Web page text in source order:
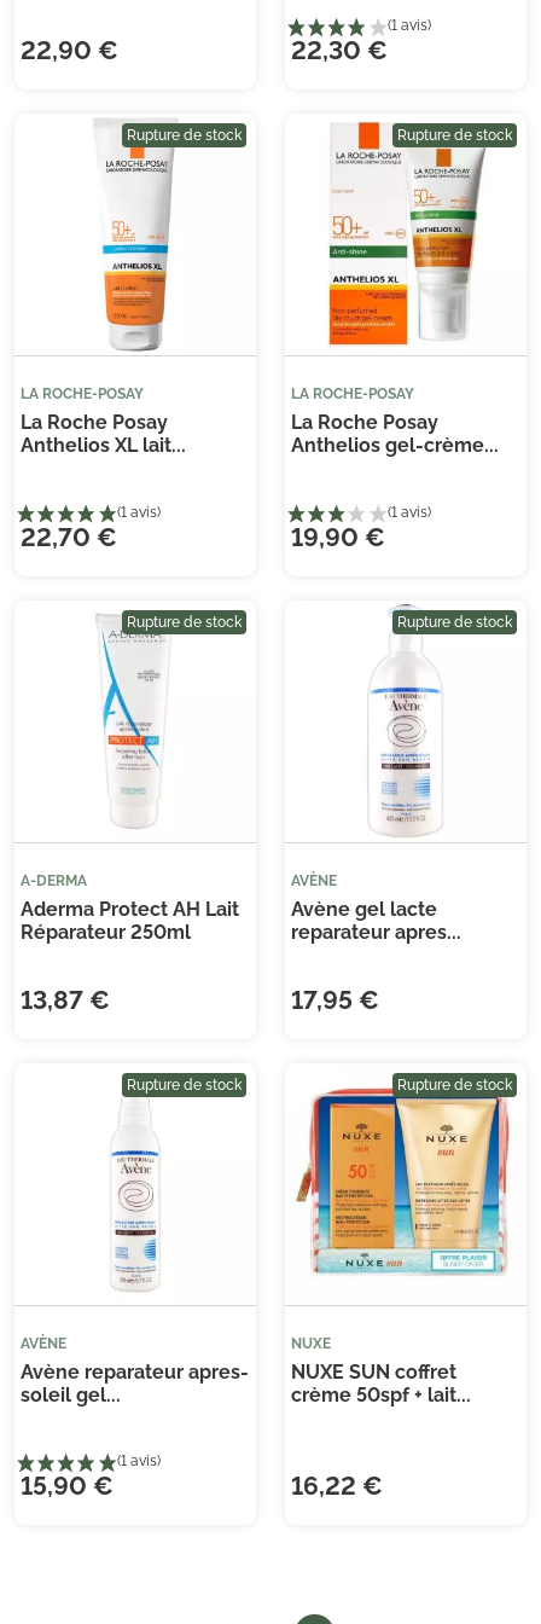
22,90 € 22,30 €
Rupture de stock
LA ROCHE-POSAY
La Roche Posay
Anthelios XL lait...
22,70 €
Rupture de stock
LA ROCHE-POSAY
La Roche Posay
Anthelios gel-crème...
19,90 €
Rupture de stock
A-DERMA
Aderma Protect AH Lait
Réparateur 250ml
13,87 €
Rupture de stock
AVÈNE
Avène gel lacte
reparateur apres...
17,95 €
Rupture de stock
AVÈNE
Avène reparateur apres-
soleil gel...
15,90 €
Rupture de stock
NUXE
NUXE SUN coffret
crème 50spf + lait...
16,22 €
Je consens également à recevoir les offres